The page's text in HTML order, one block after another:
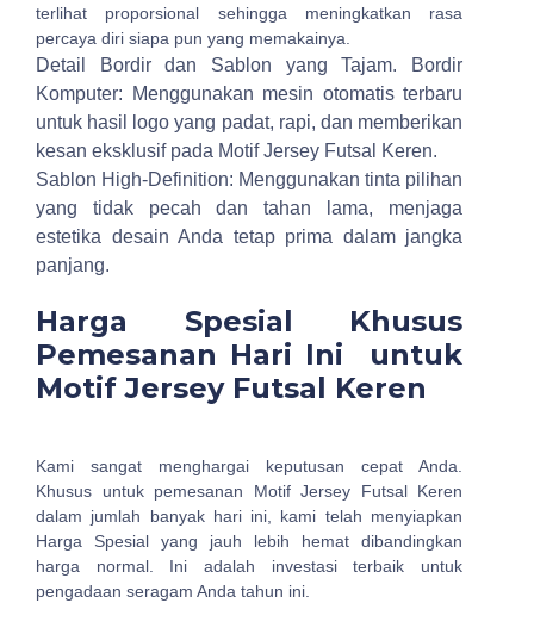
terlihat proporsional sehingga meningkatkan rasa
percaya diri siapa pun yang memakainya.
Detail Bordir dan Sablon yang Tajam.
Bordir
Komputer: Menggunakan mesin otomatis terbaru
untuk hasil logo yang padat, rapi, dan memberikan
kesan eksklusif pada Motif Jersey Futsal Keren.
Sablon High-Definition: Menggunakan tinta pilihan
yang tidak pecah dan tahan lama, menjaga
estetika desain Anda tetap prima dalam jangka
panjang.
Harga Spesial Khusus
Pemesanan Hari Ini untuk
Motif Jersey Futsal Keren
Kami sangat menghargai keputusan cepat Anda.
Khusus untuk pemesanan Motif Jersey Futsal Keren
dalam jumlah banyak hari ini, kami telah menyiapkan
Harga Spesial yang jauh lebih hemat dibandingkan
harga normal. Ini adalah investasi terbaik untuk
pengadaan seragam Anda tahun ini.